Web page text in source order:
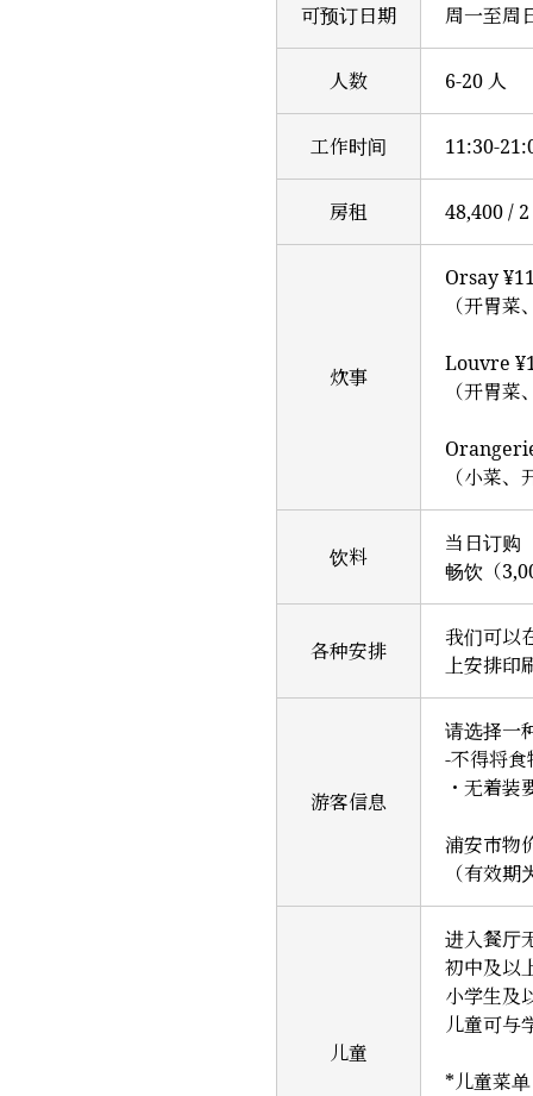
可预订日期 周一至周
人数 6-20 人
工作时间 11:30-
房租 48,400 /
炊事
Orsay
（开胃
Louvre
（开胃
（小菜
饮料
当日订购
畅饮（
各种安排
我们可以
上安排
游客信息
请选择一
-不得将
・无着装
浦安市物
（有效
儿童
进入餐厅
初中及以
小学生及
儿童可与
*儿童菜